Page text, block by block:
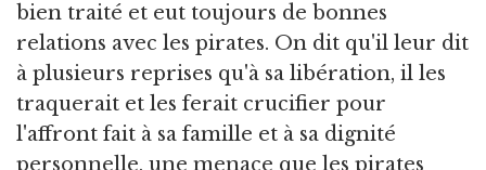
bien traité et eut toujours de bonnes
relations avec les pirates. On dit qu'il leur dit
à plusieurs reprises qu'à sa libération, il les
traquerait et les ferait crucifier pour
l'affront fait à sa famille et à sa dignité
personnelle, une menace que les pirates